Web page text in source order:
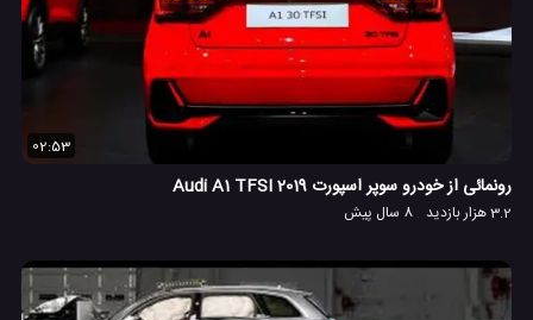
02:53
رونمائی از خودرو سوپر اسپورت Audi A1 TFSI 2019
3.2 هزار بازدید 8 سال پیش